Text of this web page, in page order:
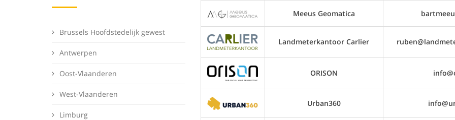
Brussels Hoofdstedelijk gewest
Antwerpen
Oost-Vlaanderen
West-Vlaanderen
Limburg
Meeus Geomatica
Landmeterkantoor Carlier
ORISON
Urban360